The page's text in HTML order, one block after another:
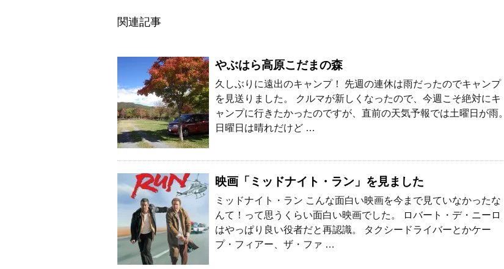
関連記事
やぶはら高原こだまの森
久しぶりに遠出のキャンプ！ 先週の連休は雨だったのでキャンプ
を見送りました。 クルマが新しくなったので、今週こそ絶対にキ
ャンプに行きたかったのですが、直前の天気予報では土曜日が雨。
日曜日は晴れだけど …
映画「ミッドナイト・ラン」を見ました
ミッドナイト・ラン こんな面白い映画を今まで見ていなかったな
んて！って思うくらい面白い映画でした。 ロバート・デ・ニーロ
はやっぱり良い役者だと再認識。 タクシードライバーとかケー
プ・フィアー、ザ・ファ …